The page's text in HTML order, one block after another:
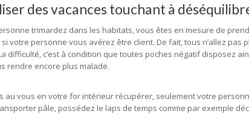
des vacances touchant à
trimardez dans les habitats, vous êtes en mesure de
votre personne vous avérez être client. De fait, tous n’allez pas
difficulté, c’est à condition que toutes poches négatif disposez
rendre encore plus malade.
au vous en votre for intérieur récupérer, seulement votre
pâle, possédez le laps de temps comme par exemple